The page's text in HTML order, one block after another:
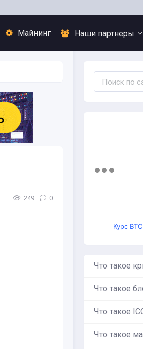
Майнинг Наши партнеры
249 0
Курс
Что такое
Что такое
Что такое
Что такое